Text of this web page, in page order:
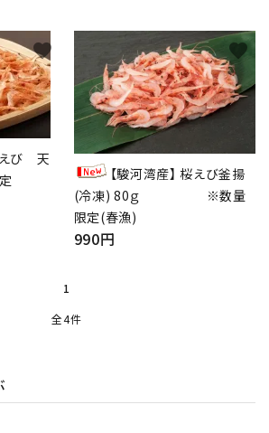
えび 天
favorite
【駿河湾産】 桜えび釜揚
(冷凍) 80ｇ ※数量
限定(春漁)
990円
favorite
1
全4件
close